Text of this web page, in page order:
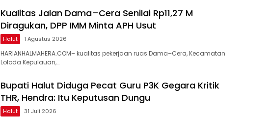
Kualitas Jalan Dama–Cera Senilai Rp11,27 M
Diragukan, DPP IMM Minta APH Usut
Halut 1 Agustus 2026
HARIANHALMAHERA.COM– kualitas pekerjaan ruas Dama–Cera, Kecamatan
Loloda Kepulauan,…
Bupati Halut Diduga Pecat Guru P3K Gegara Kritik
THR, Hendra: Itu Keputusan Dungu
Halut 31 Juli 2026